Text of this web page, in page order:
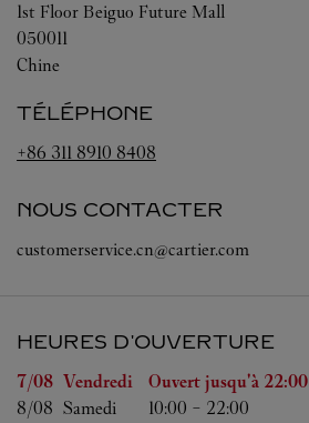
1st Floor Beiguo Future Mall
050011
Chine
TÉLÉPHONE
+86 311 8910 8408
NOUS CONTACTER
customerservice.cn@cartier.com
HEURES D'OUVERTURE
Jour de la semaine Heures d'ouverture
7/08 Vendredi Ouvert jusqu'à 22:00
8/08 Samedi 10:00 - 22:00